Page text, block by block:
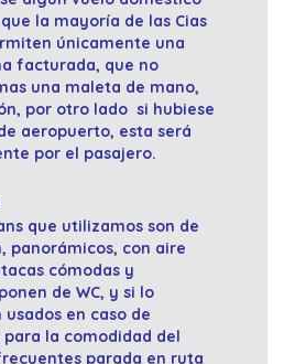
la mayoría de las Cias
únicamente una
facturada, que no
una maleta de mano,
por otro lado si hubiese
aeropuerto, esta será
por el pasajero.
que utilizamos son de
panorámicos, con aire
cómodas y
de WC, y si lo
en caso de
la comodidad del
parada en ruta